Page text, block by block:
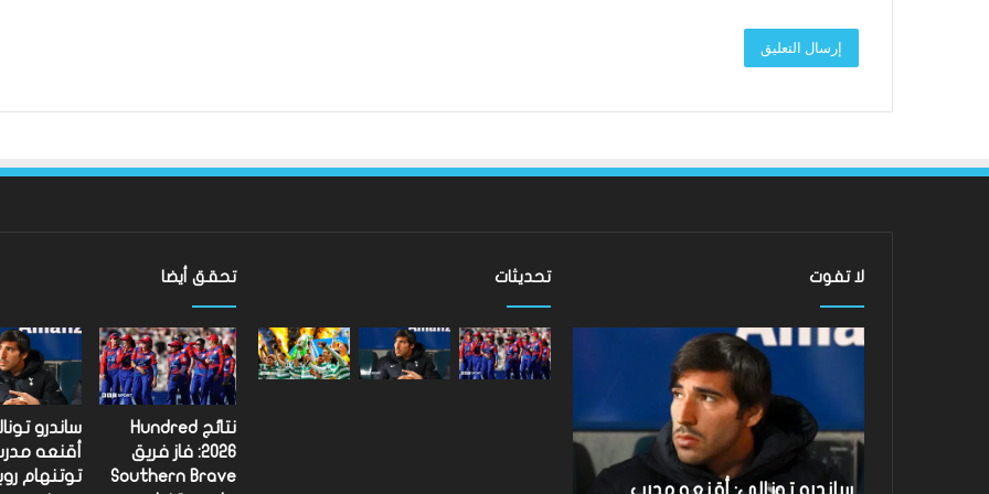
لا تفوت
ساندرو
توتنهام
روبرتو
دي
لقد
عادت
الدوري
ألعاب
الكومنولث
الإنجليزية
إيميلي
تحتفظ
تحديثات تحقق أيضا
نتائج Hundred
2026: فاز فريق
Southern Brave
ساندرو
أقنعه
توتنهام